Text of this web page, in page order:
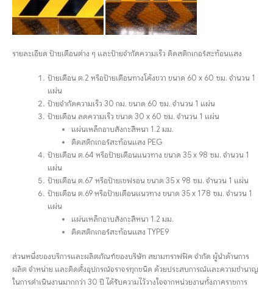
รายละเอียด ป้ายเตือนต่าง ๆ และป้ายจำกัดความเร็ว ติดสติกเกอร์สะท้อนแสง
ป้ายเตือน ต.2 หรือป้ายเตือนทางโค้งขวา ขนาด 60 x 60 ซม. จำนวน 1
แผ่น
ป้ายจำกัดความเร็ว 30 กม. ขนาด 60 ซม. จำนวน 1 แผ่น
ป้ายเตือน ลดความเร็ว ขนาด 30 x 60 ซม. จำนวน 1 แผ่น
แผ่นเหล็กอาบสังกะสีหนา 1.2 มม.
ติดสติกเกอร์สะท้อนแสง PEG
ป้ายเตือน ต.64 หรือป้ายเตือนแนวทาง ขนาด 35 x 98 ซม. จำนวน 1
แผ่น
ป้ายเตือน ต.67 หรือป้ายเชฟรอน ขนาด 35 x 98 ซม. จำนวน 1 แผ่น
ป้ายเตือน ต.69 หรือป้ายเตือนแนวทาง ขนาด 35 x 178 ซม. จำนวน 1
แผ่น
แผ่นเหล็กอาบสังกะสีหนา 1.2 มม.
ติดสติกเกอร์สะท้อนแสง TYPE9
ส่วนหนึ่งของบริการและผลิตภัณฑ์ของบริษัท สยามทราฟฟิค จำกัด ผู้นำด้านการ
ผลิต จำหน่าย และติดตั้งอุปกรณ์จราจรทุกชนิด ด้วยประสบการณ์และความชำนาญ
ในการดำเนินงานมากกว่า 30 ปี ได้รับความไว้วางใจจากหน่วยงานทั้งภาคราชการ